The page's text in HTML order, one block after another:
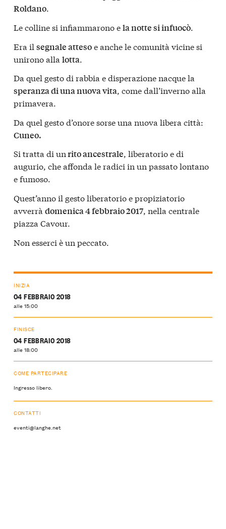
Roldano.
Le colline si infiammarono ela notte si infuocò.
Era il segnale attesoe anche le comunità vicine si
unirono alla lotta
Da quel gesto di rabbia e disperazione nacque la
speranza di una nuova vita, come dall’inverno alla
primavera.
Da quel gesto d’onore sorse una nuova libera città:
Cuneo.
Si tratta di unrito ancestrale, liberatorio e di
augurio, che affonda le radici in un passato lontano
e fumoso.
Quest’anno il gesto liberatorio e propiziatorio
avverrà domenica 4 febbraio 2017, nella centrale
piazza Cavour.
Non esserci è un peccato.
INIZIA
04 FEBBRAIO 2018
alle 15:00
FINISCE
04 FEBBRAIO 2018
alle 18:00
COME PARTECIPARE
Ingresso libero.
CONTATTI
eventi@langhe.net